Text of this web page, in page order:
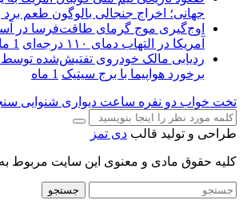
جهانی؛ اخراج جنجالی بالوگون طعم برد
اوج‌گیری موج گرمای طاقت‌فرسا در
آمریکا در التهاب دمای ۱۱۰ درجه‌ای
1 ماه
ردیابی مالک خودروی تفتیش‌شده
برخورد هواپیما با برج سیتیک 1 ماه
تخت خواب دو نفره ساعت دیواری شنوایی
طراحی و تولید قالب دی تمز
کلیه حقوق مادی و معنوی این سایت مربوط به
جستجو